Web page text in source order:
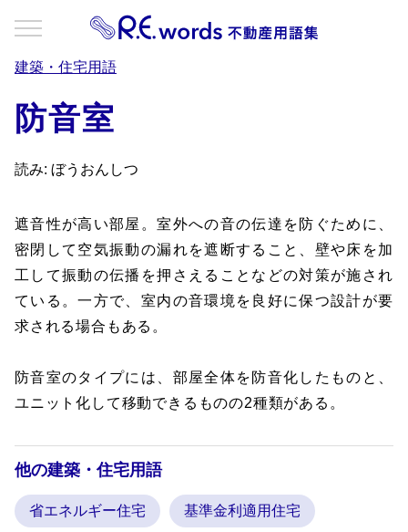
建築・住宅用語
防音室
読み: ぼうおんしつ
遮音性が高い部屋。室外への音の伝達を防ぐために、
密閉して空気振動の漏れを遮断すること、壁や床を加
工して振動の伝播を押さえることなどの対策が施され
ている。一方で、室内の音環境を良好に保つ設計が要
求される場合もある。
防音室のタイプには、部屋全体を防音化したものと、
ユニット化して移動できるものの2種類がある。
他の建築・住宅用語
省エネルギー住宅 基準金利適用住宅